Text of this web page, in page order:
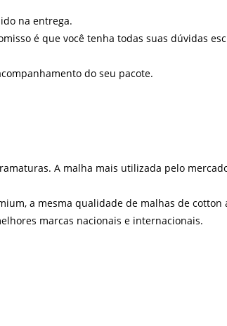
na entrega.
é que você tenha todas suas dúvidas
do seu pacote.
A malha mais utilizada pelo
a mesma qualidade de malhas de cotton
marcas nacionais e internacionais.